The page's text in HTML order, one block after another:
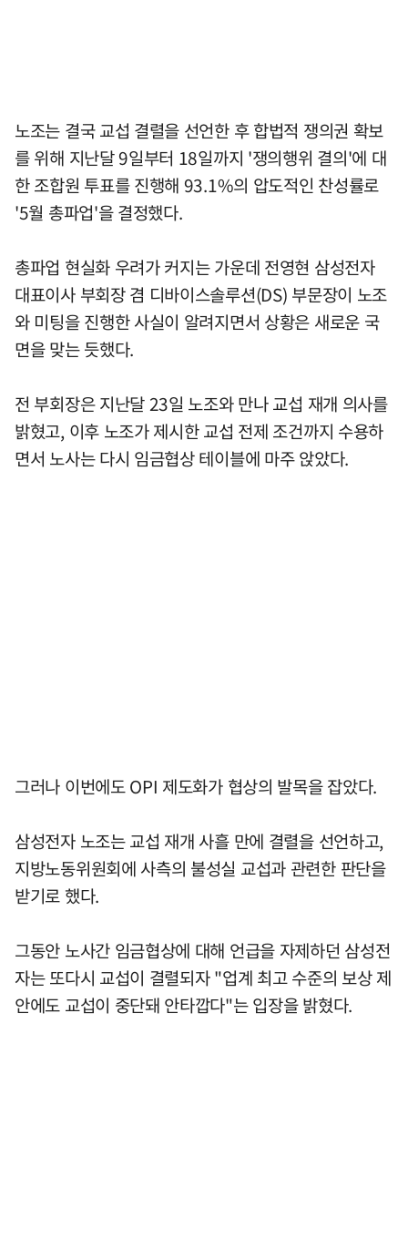
노조는 결국 교섭 결렬을 선언한 후 합법적 쟁의권 확보
를 위해 지난달 9일부터 18일까지 '쟁의행위 결의'에 대
한 조합원 투표를 진행해 93.1%의 압도적인 찬성률로
'5월 총파업'을 결정했다.
총파업 현실화 우려가 커지는 가운데 전영현 삼성전자
대표이사 부회장 겸 디바이스솔루션(DS) 부문장이 노조
와 미팅을 진행한 사실이 알려지면서 상황은 새로운 국
면을 맞는 듯했다.
전 부회장은 지난달 23일 노조와 만나 교섭 재개 의사를
밝혔고, 이후 노조가 제시한 교섭 전제 조건까지 수용하
면서 노사는 다시 임금협상 테이블에 마주 앉았다.
그러나 이번에도 OPI 제도화가 협상의 발목을 잡았다.
삼성전자 노조는 교섭 재개 사흘 만에 결렬을 선언하고,
지방노동위원회에 사측의 불성실 교섭과 관련한 판단을
받기로 했다.
그동안 노사간 임금협상에 대해 언급을 자제하던 삼성전
자는 또다시 교섭이 결렬되자 "업계 최고 수준의 보상 제
안에도 교섭이 중단돼 안타깝다"는 입장을 밝혔다.